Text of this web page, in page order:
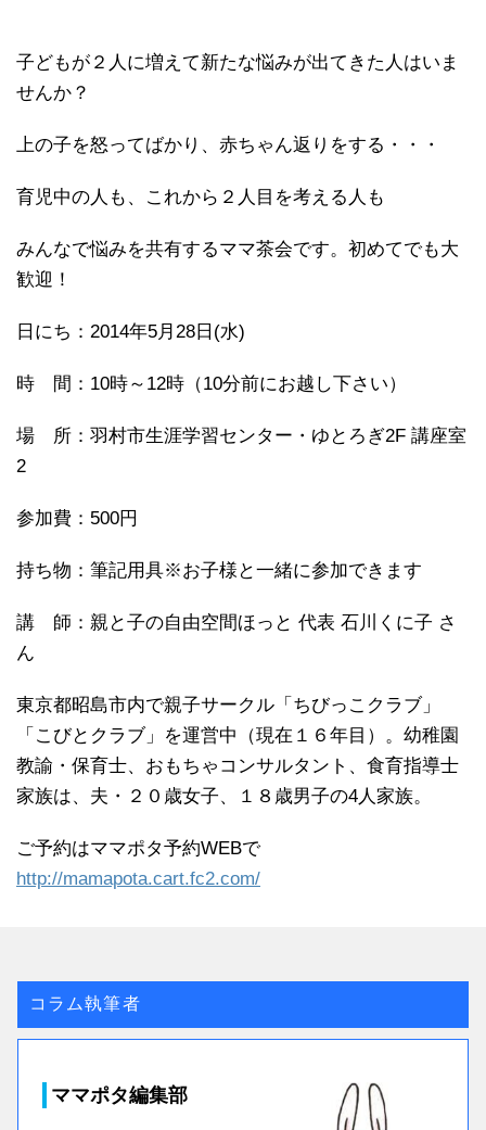
子どもが２人に増えて新たな悩みが出てきた人はいま
せんか？
上の子を怒ってばかり、赤ちゃん返りをする・・・
育児中の人も、これから２人目を考える人も
みんなで悩みを共有するママ茶会です。初めてでも大
歓迎！
日にち：2014年5月28日(水)
時 間：10時～12時（10分前にお越し下さい）
場 所：羽村市生涯学習センター・ゆとろぎ2F 講座室
2
参加費：500円
持ち物：筆記用具※お子様と一緒に参加できます
講 師：親と子の自由空間ほっと 代表 石川くに子 さ
ん
東京都昭島市内で親子サークル「ちびっこクラブ」
「こびとクラブ」を運営中（現在１６年目）。幼稚園
教諭・保育士、おもちゃコンサルタント、食育指導士
家族は、夫・２０歳女子、１８歳男子の4人家族。
ご予約はママポタ予約WEBで
http://mamapota.cart.fc2.com/
コラム執筆者
ママポタ編集部